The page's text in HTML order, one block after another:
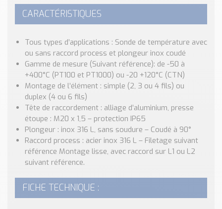
Nos Réalisations
Conseils et Actualités
brasseries
Contact & Devis
Devis, Tarifs, Renseignements techniques
CARACTÉRISTIQUES
Tous types d’applications : Sonde de température avec
ou sans raccord process et plongeur inox coudé
Gamme de mesure (Suivant référence): de -50 à
+400°C (PT100 et PT1000) ou -20 +120°C (CTN)
Montage de l’élément : simple (2, 3 ou 4 fils) ou
duplex (4 ou 6 fils)
Tête de raccordement : alliage d’aluminium, presse
étoupe : M20 x 1,5 – protection IP65
Plongeur : inox 316 L, sans soudure – Coudé à 90°
Raccord process : acier inox 316 L – Filetage suivant
référence Montage lisse, avec raccord sur L1 ou L2
suivant référence.
FICHE TECHNIQUE :